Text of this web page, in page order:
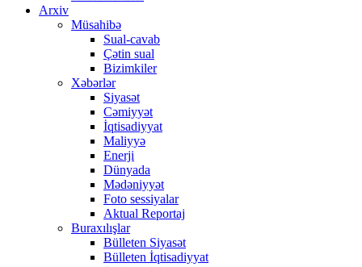
Arxiv
Müsahibə
Sual-cavab
Çətin sual
Bizimkiler
Xəbərlər
Siyasət
Cəmiyyət
İqtisadiyyat
Maliyyə
Enerji
Dünyada
Mədəniyyət
Foto sessiyalar
Aktual Reportaj
Buraxılışlar
Bülleten Siyasət
Bülleten İqtisadiyyat